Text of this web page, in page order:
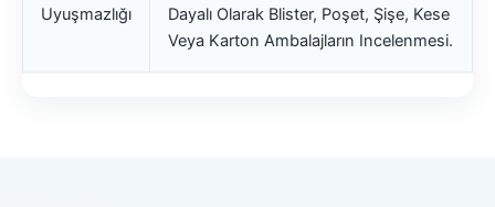
Uyuşmazlığı
Dayalı Olarak Blister, Poşet, Şişe, Kese
Veya Karton Ambalajların Incelenmesi.